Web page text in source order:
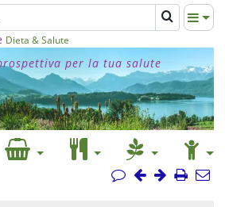
Dieta & Salute
per la tua salute